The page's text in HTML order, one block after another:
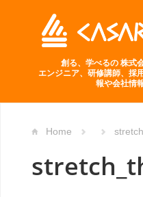
創る、学べるの 株式
エンジニア、研修講師、採
報や会社情
Home